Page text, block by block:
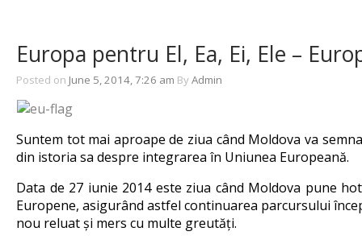
Europa pentru El, Ea, Ei, Ele –
Posted on June 5, 2014, 7:26 am ByAdmin
Suntem tot mai aproape de ziua când Moldova va
din istoria sa despre integrarea în Uniunea Europeană.
Data de 27 iunie 2014 este ziua când Moldova pune
Europene, asigurând astfel continuarea parcursului
nou reluat și mers cu multe greutăți.